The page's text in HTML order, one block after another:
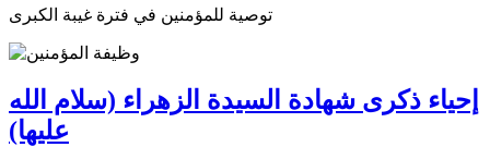
توصية للمؤمنين في فترة غيبة الكبرى
إحياء ذكرى شهادة السيدة الزهراء (سلام الله
عليها)